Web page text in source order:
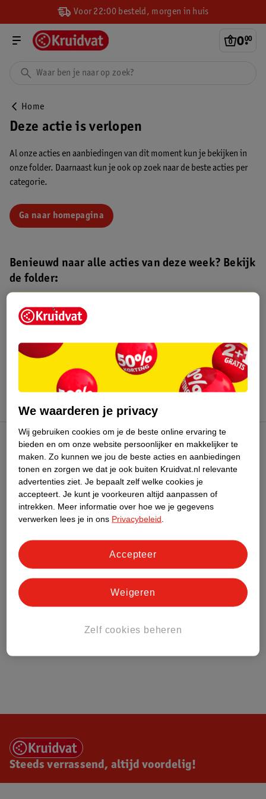
Voor 22:00 besteld, morgen in huis
0.
00
Home
Deze actie is verlopen
Al onze acties en aanbiedingen van dit moment kun je bekijken in
onze folder. Daarnaast kun je ook op zoek naar de beste acties per
categorie.
Ga naar homepagina
Benieuwd naar alle acties van deze week? Bekijk
de folder:
Kruidvat folder
augustus 2026.
Kruidvat Club
Klantenservice
Over Kruidvat
Steeds verrassend, altijd voordelig!
We waarderen je privacy
Wij gebruiken cookies om je de beste online ervaring te
bieden en om onze website persoonlijker en makkelijker te
maken. Zo kunnen we jou de beste acties en aanbiedingen
tonen en zorgen we dat je ook buiten Kruidvat.nl relevante
advertenties ziet. Je bepaalt zelf welke cookies je
accepteert. Je kunt je voorkeuren altijd aanpassen of
intrekken.
Meer informatie over hoe we je gegevens
verwerken lees je in ons Privacybeleid
Zelf cookies beheren
Weigeren
Accepteer